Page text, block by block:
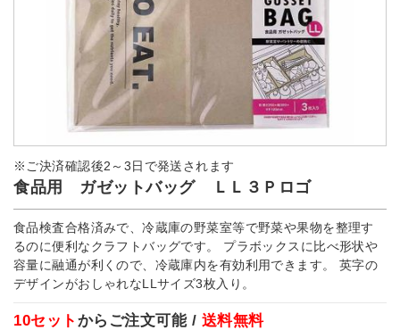
※ご決済確認後2～3日で発送されます
食品用 ガゼットバッグ ＬＬ３Ｐロゴ
食品検査合格済みで、冷蔵庫の野菜室等で野菜や果物を整理す
るのに便利なクラフトバッグです。 プラボックスに比べ形状や
容量に融通が利くので、冷蔵庫内を有効利用できます。 英字の
デザインがおしゃれなLLサイズ3枚入り。
10セット からご注文可能 / 送料無料